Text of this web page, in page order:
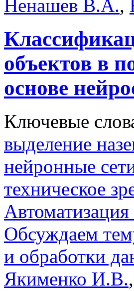
Ненашев В.А.,
объектов в
основе
Ключевые
выделение
нейронные
техническое
Обсуждаем
и обработки
Якименко И.В.,